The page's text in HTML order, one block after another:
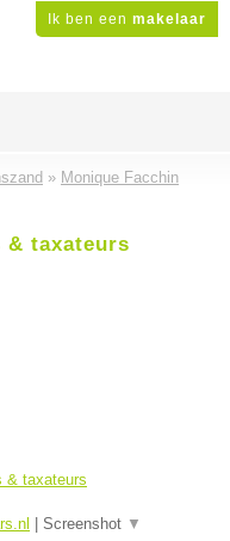
Ik ben een makelaar
» Monique Facchin
& taxateurs
& taxateurs
Screenshot ▼